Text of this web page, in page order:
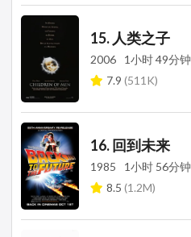
15. 人类之子
2006 1小时 49分钟
7.9 (511K)
16. 回到未来
1985
1小时 56分钟
8.5 (1.2M)